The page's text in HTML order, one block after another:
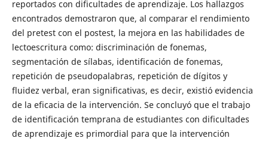
reportados con dificultades de aprendizaje. Los hallazgos
encontrados demostraron que, al comparar el rendimiento
del pretest con el postest, la mejora en las habilidades de
lectoescritura como: discriminación de fonemas,
segmentación de sílabas, identificación de fonemas,
repetición de pseudopalabras, repetición de dígitos y
fluidez verbal, eran significativas, es decir, existió evidencia
de la eficacia de la intervención. Se concluyó que el trabajo
de identificación temprana de estudiantes con dificultades
de aprendizaje es primordial para que la intervención